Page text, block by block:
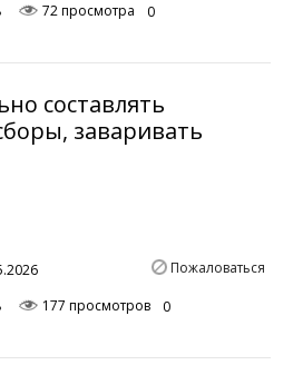
72 просмотра 0
составлять
заваривать
Пожаловаться
177 просмотров 0